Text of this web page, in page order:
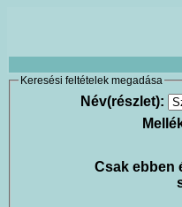
Keresési feltételek megadása
Név(részlet):
Csak ebben